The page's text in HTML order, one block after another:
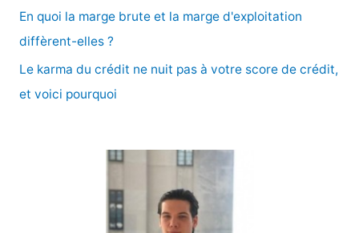
:
En quoi la marge brute et la marge d'exploitation
diffèrent-elles ?
Le karma du crédit ne nuit pas à votre score de crédit,
et voici pourquoi